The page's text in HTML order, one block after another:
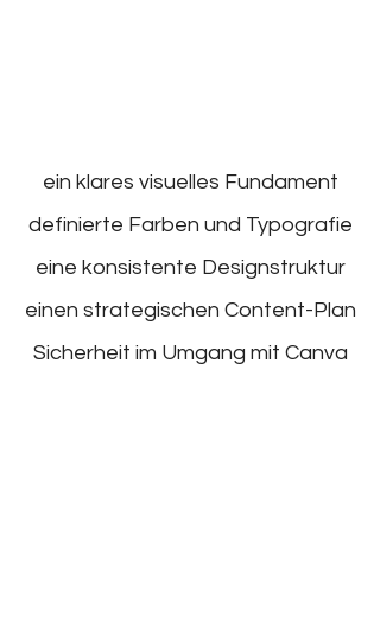
ein klares visuelles Fundament
definierte Farben und Typografie
eine konsistente Designstruktur
einen strategischen Content-Plan
Sicherheit im Umgang mit Canva